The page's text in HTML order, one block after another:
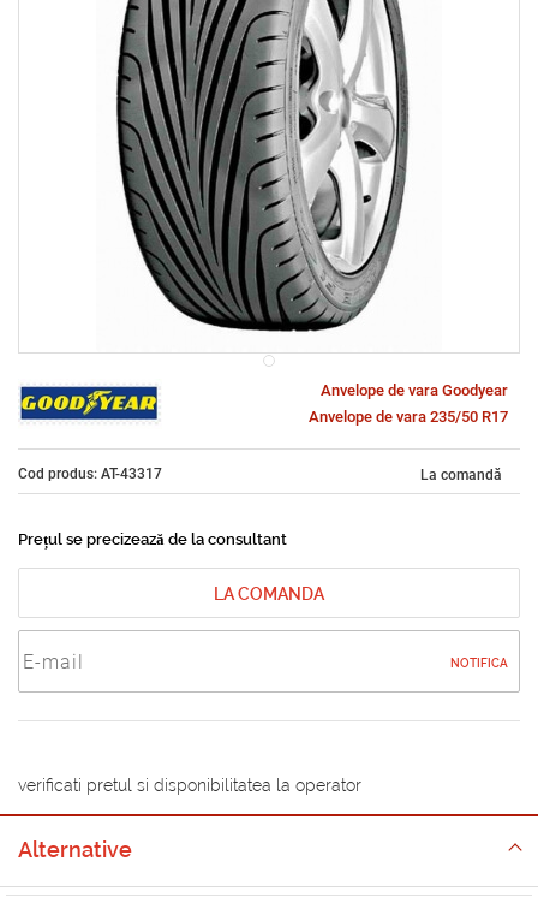
Anvelope de vara Goodyear
Anvelope de vara 235/50 R17
Cod produs: AT-43317 La comandă
Prețul se precizează de la consultant
LA COMANDA
NOTIFICA
verificati pretul si disponibilitatea la operator
Alternative